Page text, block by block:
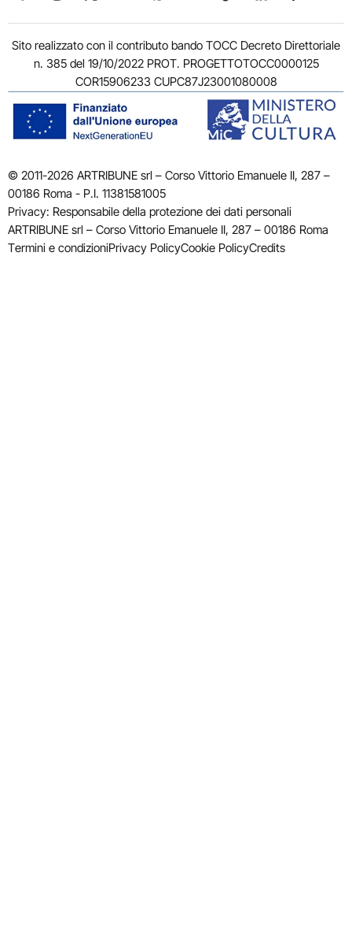
Sito realizzato con il contributo bando TOCC Decreto Direttoriale
n. 385 del 19/10/2022 PROT. PROGETTOTOCC0000125
COR15906233 CUPC87J23001080008
© 2011-2026 ARTRIBUNE srl – Corso Vittorio Emanuele II, 287 –
00186 Roma - P.I. 11381581005
Privacy: Responsabile della protezione dei dati personali
ARTRIBUNE srl – Corso Vittorio Emanuele II, 287 – 00186 Roma
Termini e condizioniPrivacy PolicyCookie PolicyCredits